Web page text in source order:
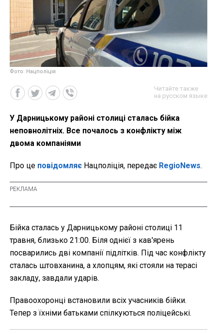
Фото: Нацполіція
Читайте также
на русском языке
У Дарницькому районі столиці сталась бійка
неповнолітніх. Все почалось з конфлікту між
двома компаніями
Про це повідомляє Нацполіція, передає RegioNews.
Бійка сталась у Дарницькому районі столиці 11
травня, близько 21:00. Біля однієї з кав'ярень
посварились дві компанії підлітків. Під час конфлікту
сталась штовханина, а хлопцям, які стояли на терасі
закладу, завдали ударів.
Правоохоронці встановили всіх учасників бійки.
Тепер з їхніми батьками спілкуються поліцейські.